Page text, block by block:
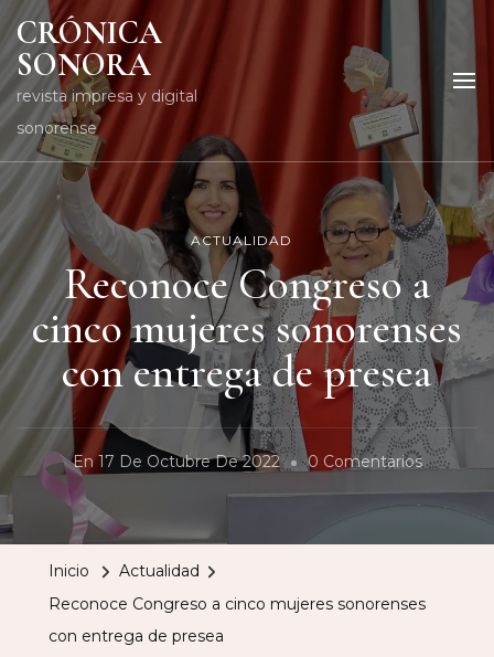
CRÓNICA
SONORA
revista impresa y digital
sonorense
ACTUALIDAD
Reconoce Congreso a
cinco mujeres sonorenses
con entrega de presea
En17 De Octubre De 2022 0 ComentariosEn
Inicio
Actualidad
Reconoce Congreso a cinco mujeres sonorenses
con entrega de presea